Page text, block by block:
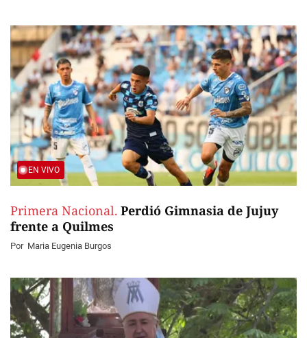
EN VIVO
Primera Nacional. Perdió Gimnasia de Jujuy
frente a Quilmes
Por Maria Eugenia Burgos